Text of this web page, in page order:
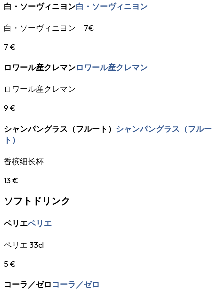
白・ソーヴィニヨン白・ソーヴィニヨン
白・ソーヴィニヨン 7€
7 €
ロワール産クレマンロワール産クレマン
ロワール産クレマン
9 €
シャンパングラス（フルート） シャンパングラス（フルー
ト）
香槟细长杯
13 €
ソフトドリンク
ペリエペリエ
ペリエ 33cl
5 €
コーラ／ゼロ コーラ／ゼロ